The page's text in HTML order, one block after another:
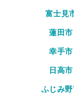
富士見
蓮田市
幸手市
日高市
ふじみ